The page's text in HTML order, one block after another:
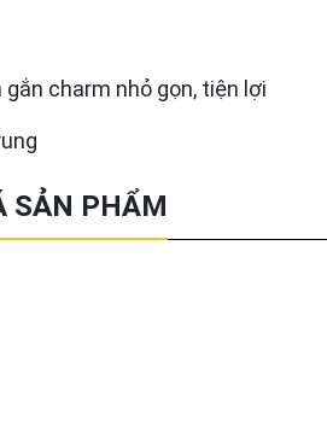
charm nhỏ gọn, tiện lợi
SẢN PHẨM